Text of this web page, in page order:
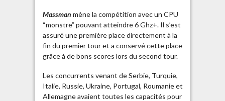
Massman mène la compétition avec un CPU
“monstre” pouvant atteindre 6 Ghz+. Il s’est
assuré une première place directement à la
fin du premier tour et a conservé cette place
grâce à de bons scores lors du second tour.
Les concurrents venant de Serbie, Turquie,
Italie, Russie, Ukraine, Portugal, Roumanie et
Allemagne avaient toutes les capacités pour